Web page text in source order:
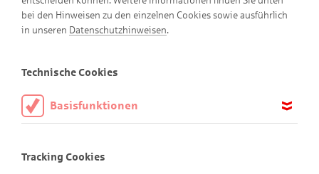
Backbert & Steuerbert
bei den Hinweisen zu den einzelnen Cookies sowie ausführlich
in unseren Datenschutzhinweisen.
Technische Cookies
Basisfunktionen
aktiviert sein.
Tracking Cookies